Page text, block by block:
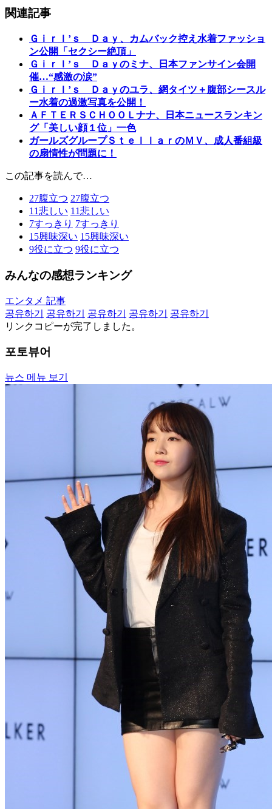
関連記事
Ｇｉｒｌ’ｓ Ｄａｙ、カムバック控え水着ファッショ
ン公開「セクシー絶頂」
Ｇｉｒｌ’ｓ Ｄａｙのミナ、日本ファンサイン会開
催…“感激の涙”
Ｇｉｒｌ’ｓ Ｄａｙのユラ、網タイツ＋腹部シースル
ー水着の過激写真を公開！
ＡＦＴＥＲＳＣＨＯＯＬナナ、日本ニュースランキン
グ「美しい顔１位」一色
ガールズグループＳｔｅｌｌａｒのＭＶ、成人番組級
の扇情性が問題に！
この記事を読んで…
27腹立つ 27腹立つ
11悲しい 11悲しい
7すっきり 7すっきり
15興味深い 15興味深い
9役に立つ 9役に立つ
みんなの感想ランキング
エンタメ 記事
공유하기
공유하기 공유하기 공유하기
공유하기
リンクコピーが完了しました。
포토뷰어
뉴스 메뉴 보기